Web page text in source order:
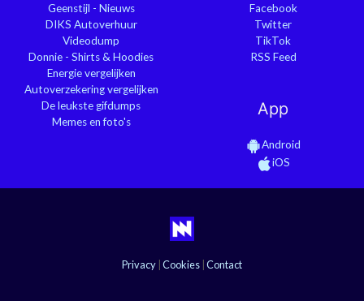
Geenstijl - Nieuws
DIKS Autoverhuur
Videodump
Donnie - Shirts & Hoodies
Energie vergelijken
Autoverzekering vergelijken
De leukste gifdumps
Memes en foto's
Facebook
Twitter
TikTok
RSS Feed
App
Android
iOS
Privacy |Cookies |Contact